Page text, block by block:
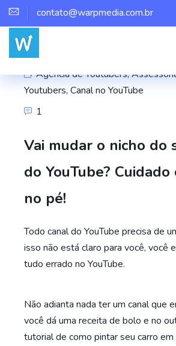
contato@warpmedia.com.br
Agência de Youtubers,
Youtubers, Canal no YouTube
1
Vai mudar o nicho do
do YouTube?
no pé!
Todo canal do YouTube precisa de
isso não está claro para você, você
tudo errado no YouTube.
Não adianta nada ter um canal que
você dá uma receita de bolo e no
tutorial de como pintar seu carro em